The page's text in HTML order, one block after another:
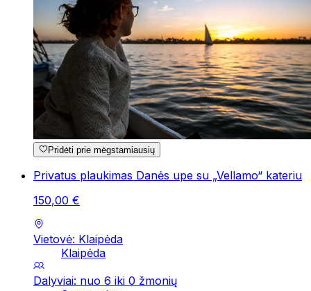
Pridėti prie mėgstamiausių
Privatus plaukimas Danės upe su „Vellamo“ kateriu
150,00 €
Vietovė: Klaipėda
Klaipėda
Dalyviai: nuo 6 iki 0 žmonių